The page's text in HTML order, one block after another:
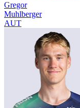
Gregor
Muhlberger
AUT